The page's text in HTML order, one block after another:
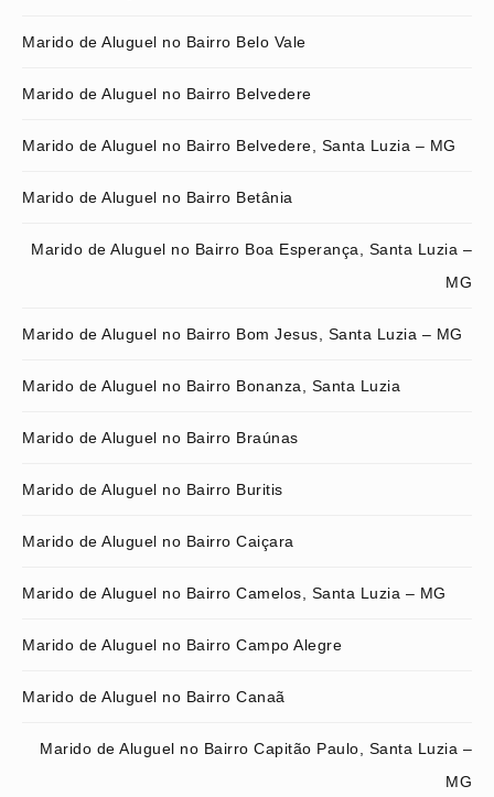
Marido de Aluguel no Bairro Belo Vale
Marido de Aluguel no Bairro Belvedere
Marido de Aluguel no Bairro Belvedere, Santa Luzia – MG
Marido de Aluguel no Bairro Betânia
Marido de Aluguel no Bairro Boa Esperança, Santa Luzia –
MG
Marido de Aluguel no Bairro Bom Jesus, Santa Luzia – MG
Marido de Aluguel no Bairro Bonanza, Santa Luzia
Marido de Aluguel no Bairro Braúnas
Marido de Aluguel no Bairro Buritis
Marido de Aluguel no Bairro Caiçara
Marido de Aluguel no Bairro Camelos, Santa Luzia – MG
Marido de Aluguel no Bairro Campo Alegre
Marido de Aluguel no Bairro Canaã
Marido de Aluguel no Bairro Capitão Paulo, Santa Luzia –
MG